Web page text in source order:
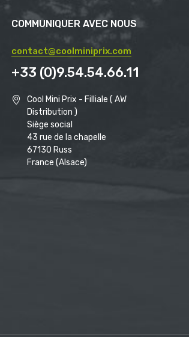
COMMUNIQUER AVEC NOUS
contact@coolminiprix.com
+33 (0)9.54.54.66.11
Cool Mini Prix - Filliale ( AW
Distribution )
Siège social
43 rue de la chapelle
67130 Russ
France (Alsace)